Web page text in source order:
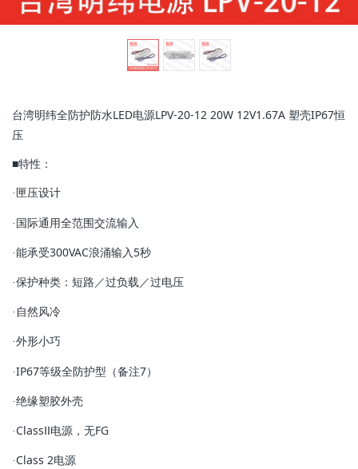
a
i
台湾明纬全防护防水LED电源LPV-20-12 20W 12V1.67A 塑壳IP67恒
压
■特性：
·匣压设计
· 国际通用全范围交流输入
·能承受300VAC浪涌输入5秒
·保护种类：短路／过负载／过电压
· 自然风冷
·外形小巧
·IP67等级全防护型（备注7）
·绝缘塑胶外壳
· ClassⅡ电源，无FG
· Class 2电源